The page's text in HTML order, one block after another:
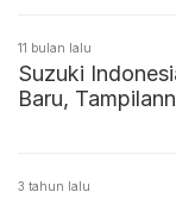
11 bulan lalu
Suzuki
Baru,
3 tahun lalu